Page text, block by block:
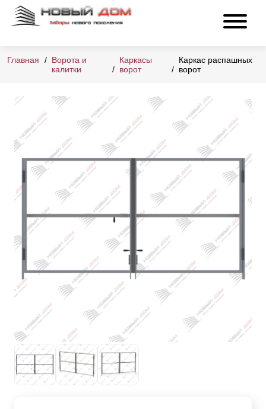
Главная
Ворота и
калитки
Каркасы
ворот
Каркас распашных
ворот